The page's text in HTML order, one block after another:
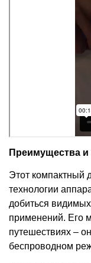
Преимущества и
Этот компактный
технологии
добиться
применений. Его
путешествиях –
беспроводном